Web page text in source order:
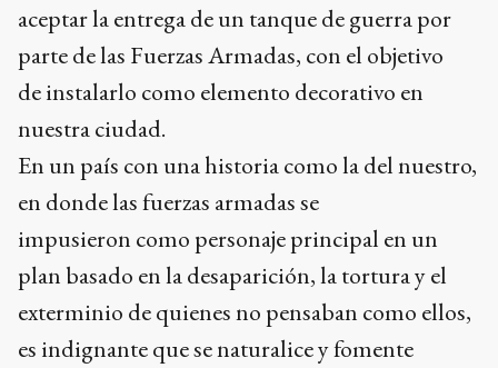
aceptar la entrega de un tanque de guerra por
parte de las Fuerzas Armadas, con el objetivo
de instalarlo como elemento decorativo en
nuestra ciudad.
En un país con una historia como la del nuestro,
en donde las fuerzas armadas se
impusieron como personaje principal en un
plan basado en la desaparición, la tortura y el
exterminio de quienes no pensaban como ellos,
es indignante que se naturalice y fomente